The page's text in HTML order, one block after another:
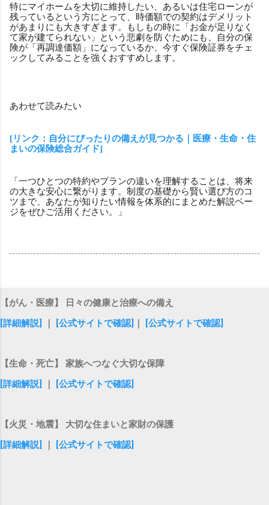
特にマイホームを大切に維持したい、あるいは住宅ローンが
残っているという方にとって、時価額での契約はデメリット
があまりにも大きすぎます。もしもの時に「お金が足りなく
て家が建てられない」という悲劇を防ぐためにも、自分の保
険が「再調達価額」になっているか、今すぐ保険証券をチェ
ックしてみることを強くおすすめします。
あわせて読みたい
[リンク：自分にぴったりの備えが見つかる｜医療・生命・住
まいの保険総合ガイド]
「一つひとつの特約やプランの違いを理解することは、将来
の大きな安心に繋がります。制度の基礎から賢い選び方のコ
ツまで、あなたが知りたい情報を体系的にまとめた解説ペー
ジをぜひご活用ください。」
【がん・医療】 日々の健康と治療への備え
[詳細解説]
[公式サイトで確認] [公式サイトで確認]
【生命・死亡】 家族へつなぐ大切な保障
[詳細解説]
[公式サイトで確認]
【火災・地震】 大切な住まいと家財の保護
[詳細解説]
[公式サイトで確認]